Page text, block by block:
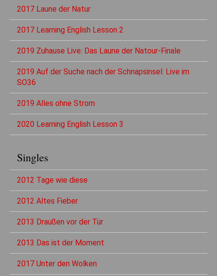
2017 Laune der Natur
2017 Learning English Lesson 2
2019 Zuhause Live: Das Laune der Natour-Finale
2019 Auf der Suche nach der Schnapsinsel: Live im
SO36
2019 Alles ohne Strom
2020 Learning English Lesson 3
Singles
2012 Tage wie diese
2012 Altes Fieber
2013 Draußen vor der Tür
2013 Das ist der Moment
2017 Unter den Wolken